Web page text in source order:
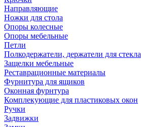
Направляющие
Ножки для стола
Опоры колесные
Опоры мебельные
Петли
Полкодержатели, держатели для стекла
Защелки мебельные
Реставрационные материалы
Фурнитура для ящиков
Оконная фурнтура
Комплекующие для пластиковых окон
Ручки
Задвижки